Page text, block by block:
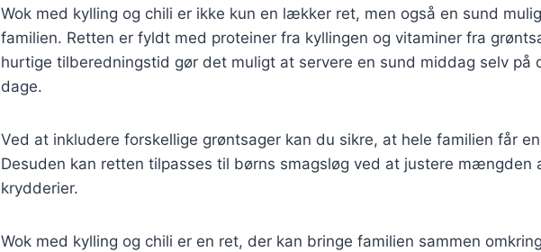
Wok med kylling og chili er ikke kun en lækker ret, men også en sund
familien. Retten er fyldt med proteiner fra kyllingen og vitaminer fra
hurtige tilberedningstid gør det muligt at servere en sund middag selv på
dage.
Ved at inkludere forskellige grøntsager kan du sikre, at hele familien får
Desuden kan retten tilpasses til børns smagsløg ved at justere mængden
krydderier.
Wok med kylling og chili er en ret, der kan bringe familien sammen omkring